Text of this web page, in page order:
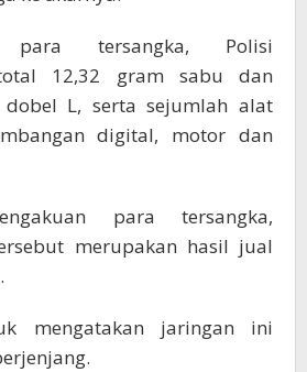
tersangka, Polisi
12,32 gram sabu dan
L, serta sejumlah alat
digital, motor dan
para tersangka,
merupakan hasil jual
mengatakan jaringan ini